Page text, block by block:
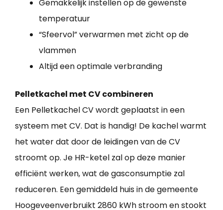
Gemakkelijk instellen op de gewenste
temperatuur
“Sfeervol” verwarmen met zicht op de
vlammen
Altijd een optimale verbranding
Pelletkachel met CV combineren
Een Pelletkachel CV wordt geplaatst in een
systeem met CV. Dat is handig! De kachel warmt
het water dat door de leidingen van de CV
stroomt op. Je HR-ketel zal op deze manier
efficiënt werken, wat de gasconsumptie zal
reduceren. Een gemiddeld huis in de gemeente
Hoogeveenverbruikt 2860 kWh stroom en stookt